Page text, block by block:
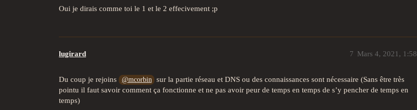
Oui je dirais comme toi le 1 et le 2 effecivement ;p
lugirard Mars 4, 2021, 1:58
7
Du coup je rejoins @mcorbin
sur la partie réseau et DNS ou des connaissances sont nécessaire (Sans être très
pointu il faut savoir comment ça fonctionne et ne pas avoir peur de temps en temps de s’y pencher de temps en
temps)